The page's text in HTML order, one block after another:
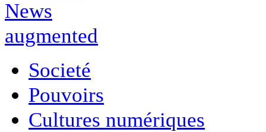
Societé
Pouvoirs
Cultures numériques